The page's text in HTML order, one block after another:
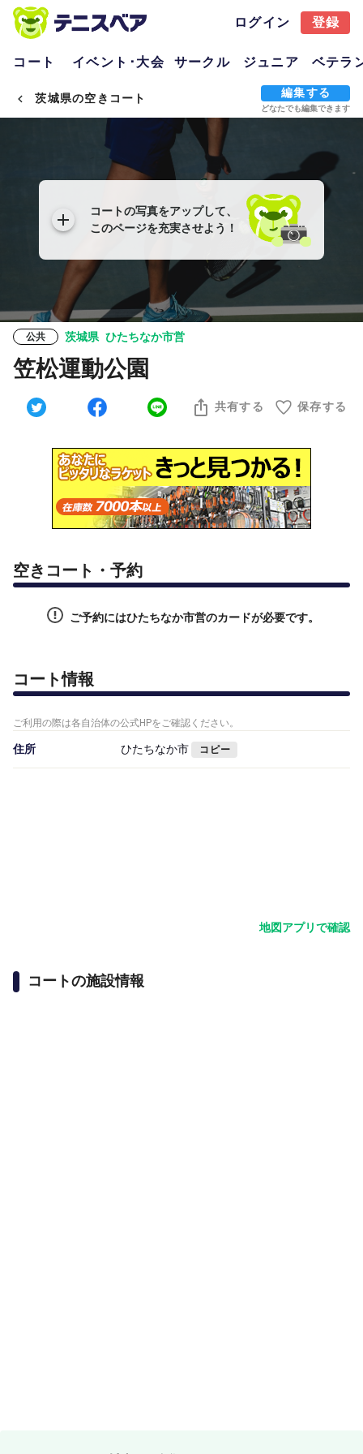
ログイン 登録
コート イベント･大会 サークル ジュニア ベテラ
茨城県の空きコート 編集する
どなたでも編集できます
コートの写真をアップして、
このページを充実させよう！
公共 茨城県 ひたちなか市営
笠松運動公園
共有する 保存する
空きコート・予約
ご予約にはひたちなか市営のカードが必要です。
コート情報
ご利用の際は各自治体の公式HPをご確認ください。
住所 ひたちなか市 コピー
地図アプリで確認
コートの施設情報